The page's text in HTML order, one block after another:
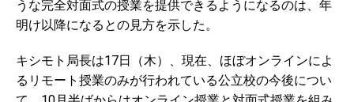
うな完全対面式の授業を提供できるようになるのは、年
明け以降になるとの見方を示した。
キシモト局長は17日（木）、現在、ほぼオンラインによ
るリモート授業のみが行われている公立校の今後につい